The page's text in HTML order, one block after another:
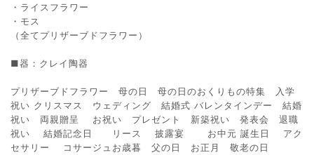
・ライスフラワー
・モス
（全てプリザーブドフラワー）
■器：クレイ陶器
プリザーブドフラワー 母の日 母の日のおくりもの特集 入学
祝い クリスマス ウェディング 結婚式 バレンタインデー 結婚
祝い 両親贈呈 お祝い プレゼント 新築祝い 発表会 退職
祝い 結婚記念日 リース 披露宴 お中元 誕生日 アク
セサリー コサージュお歳暮 父の日 お正月 敬老の日